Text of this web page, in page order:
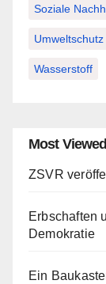
Soziale
Umweltschutz
Wasserstoff
Most
ZSVR
Erbschaften
Demokratie
Ein